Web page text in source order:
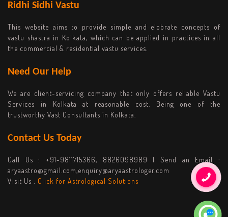
Ridhi Sidhi Vastu
This website aims to provide simple and elobrate concepts of
vastu shastra in Kolkata, which can be applied in practices in all
the commercial & residential vastu services.
Need Our Help
We are client-servicing company that only offers reliable Vastu
Services in Kolkata at reasonable cost. Being one of the
trustworthy Vast Consultants in Kolkata.
Contact Us Today
Call Us : +91-9811715366, 8826098989 | Send an Email :
aryaastro@gmail.com,enquiry@aryaastrologer.com
Visit Us : Click for Astrological Solutions